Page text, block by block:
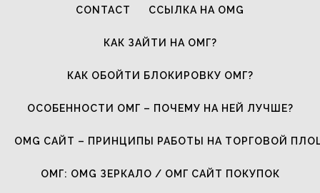
CONTACT ССЫЛКА НА OMG
КАК ЗАЙТИ НА ОМГ?
КАК ОБОЙТИ БЛОКИРОВКУ ОМГ?
ОСОБЕННОСТИ ОМГ – ПОЧЕМУ НА НЕЙ ЛУЧШЕ?
OMG САЙТ – ПРИНЦИПЫ РАБОТЫ НА ТОРГОВОЙ
ОМГ: OMG ЗЕРКАЛО / ОМГ САЙТ ПОКУПОК